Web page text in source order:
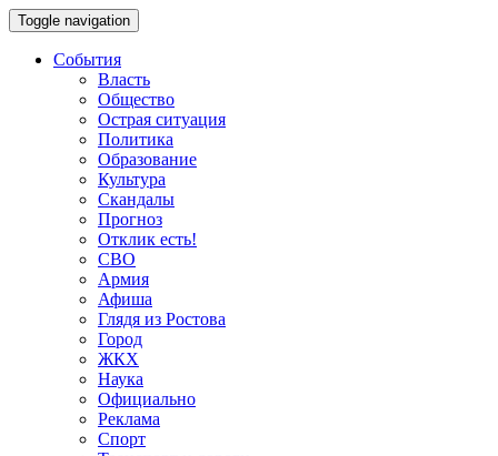
Toggle navigation
События
Власть
Общество
Острая ситуация
Политика
Образование
Культура
Скандалы
Прогноз
Отклик есть!
СВО
Армия
Афиша
Глядя из Ростова
Город
ЖКХ
Наука
Официально
Реклама
Спорт